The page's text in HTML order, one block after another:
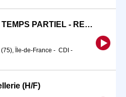
COMMIS DE CUISINE TEMPS PARTIEL - RESTAURATION RAPIDE (F/H)
Île-de-France - CDI -
(H/F)